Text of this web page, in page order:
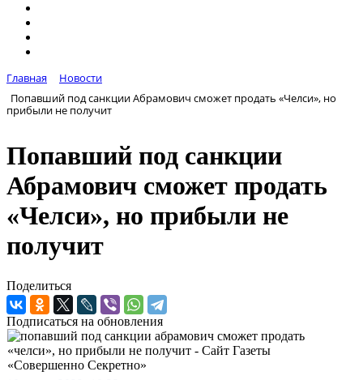
Главная
Новости
Попавший под санкции Абрамович сможет продать «Челси», но
прибыли не получит
Попавший под санкции
Абрамович сможет продать
«Челси», но прибыли не
получит
Поделиться
Подписаться на обновления